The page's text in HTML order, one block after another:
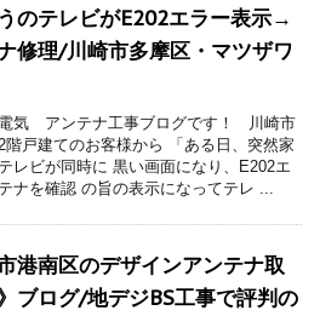
のテレビがE202エラー表示→
修理/川崎市多摩区・マツザワ
気 アンテナ工事ブログです！ 川崎市
階戸建てのお客様から 「ある日、突然家
レビが同時に 黒い画面になり、E202エ
ナを確認 の旨の表示になってテレ ...
港南区のデザインアンテナ取
ブログ/地デジBS工事で評判の